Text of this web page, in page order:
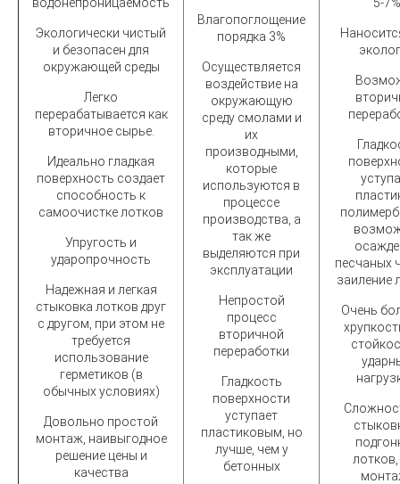
Экологически чистый
и безопасен для
окружающей среды
Легко
перерабатывается как
вторичное сырье.
Идеально гладкая
поверхность создает
способность к
самоочистке лотков
Упругость и
ударопрочность
Надежная и легкая
стыковка лотков друг
с другом, при этом не
требуется
использование
герметиков (в
обычных условиях)
Довольно простой
монтаж, наивыгодное
решение цены и
качества
Влагопоглощение
порядка 3%
Осуществляется
воздействие на
окружающую
среду смолами и
их
производными,
которые
используются в
процессе
производства, а
так же
выделяются при
эксплуатации
Непростой
процесс
вторичной
переработки
Гладкость
поверхности
уступает
пластиковым, но
лучше, чем у
бетонных
песчаных
заиление
Очень